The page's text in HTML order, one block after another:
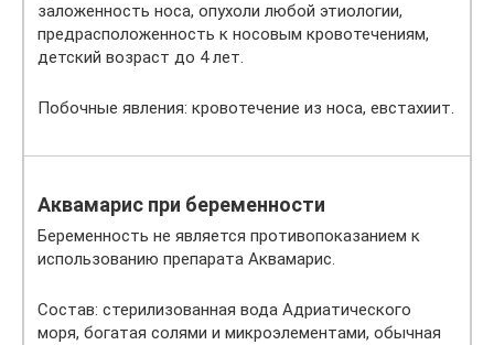
заложенность носа, опухоли любой этиологии,
предрасположенность к носовым кровотечениям,
детский возраст до 4 лет.
Побочные явления: кровотечение из носа, евстахиит.
Аквамарис при беременности
Беременность не является противопоказанием к
использованию препарата Аквамарис.
Состав: стерилизованная вода Адриатического
моря, богатая солями и микроэлементами, обычная